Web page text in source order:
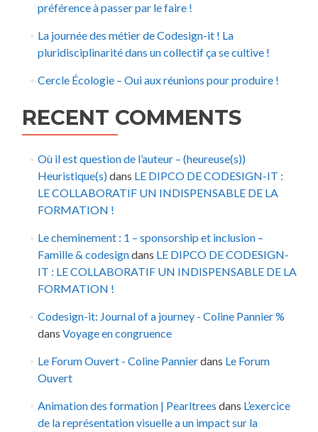
préférence à passer par le faire !
La journée des métier de Codesign-it ! La
pluridisciplinarité dans un collectif ça se cultive !
Cercle Écologie – Oui aux réunions pour produire !
RECENT COMMENTS
Où il est question de l’auteur – (heureuse(s))
Heuristique(s)dans LE DIPCO DE CODESIGN-IT :
LE COLLABORATIF UN INDISPENSABLE DE LA
FORMATION !
Le cheminement : 1 – sponsorship et inclusion –
Famille & codesigndans LE DIPCO DE CODESIGN-
IT : LE COLLABORATIF UN INDISPENSABLE DE LA
FORMATION !
Codesign-it: Journal of a journey - Coline Pannier %
dans Voyage en congruence
Le Forum Ouvert - Coline Pannierdans Le Forum
Ouvert
Animation des formation | Pearltrees dans L’exercice
de la représentation visuelle a un impact sur la